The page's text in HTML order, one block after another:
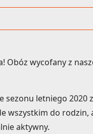
Obóz wycofany z
sezonu letniego
wszystkim do rodzin,
aktywny.